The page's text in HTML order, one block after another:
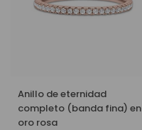
Anillo de eternidad
completo (banda fina) en
oro rosa